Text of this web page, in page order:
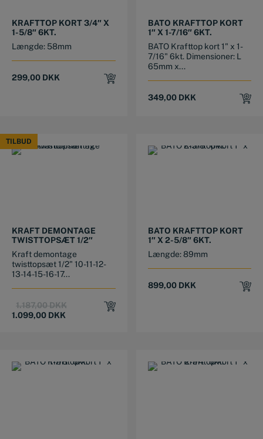
KRAFTTOP KORT 3/4″ X
1-5/8″ 6KT.
Længde: 58mm
299,00 DKK
BATO KRAFTTOP KORT
1″ X 1-7/16″ 6KT.
BATO Krafttop kort 1" x 1-
7/16" 6kt. Dimensioner: L
65mm x...
349,00 DKK
TILBUD
TILBUD
KRAFT DEMONTAGE
TWISTTOPSÆT 1/2″
Kraft demontage
twisttopsæt 1/2" 10-11-12-
13-14-15-16-17...
1.187,00DKKOriginal
1.099,00 DKK
Current
BATO KRAFTTOP KORT
1″ X 2-5/8″ 6KT.
Længde: 89mm
899,00 DKK